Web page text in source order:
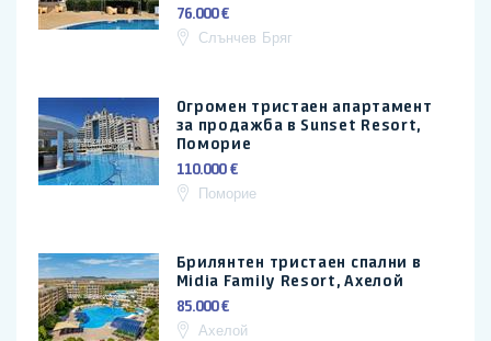
76.000 €
Слънчев Бряг
Огромен тристаен апартамент
за продажба в Sunset Resort,
Поморие
110.000 €
Поморие
Брилянтен тристаен спални в
Midia Family Resort, Ахелой
85.000 €
Ахелой